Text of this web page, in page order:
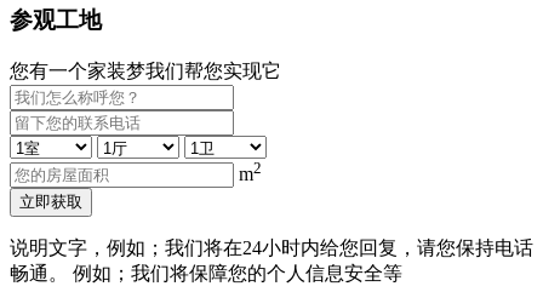
参观工地
您有一个家装梦我们帮您实现它
m2
立即获取
说明文字，例如；我们将在24小时内给您回复，请您保持电话
畅通。 例如；我们将保障您的个人信息安全等